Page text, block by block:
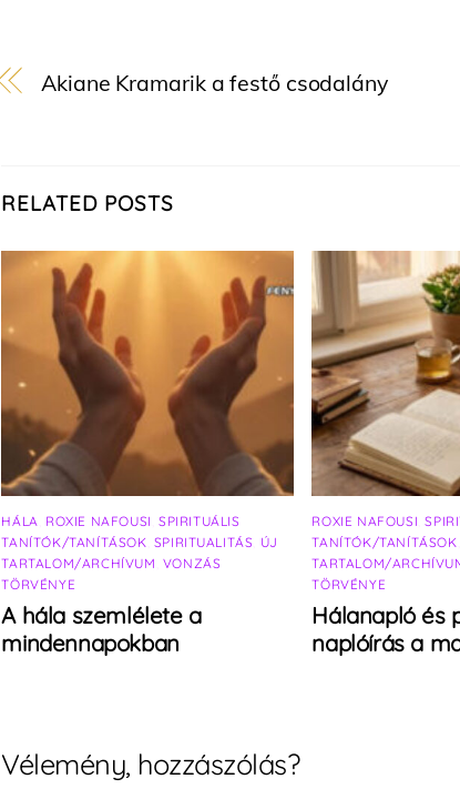
Akiane Kramarik a festő csodalány
RELATED POSTS
HÁLA ROXIE NAFOUSI SPIRITUÁLIS
TANÍTÓK/TANÍTÁSOK SPIRITUALITÁS ÚJ
TARTALOM/ARCHÍVUM VONZÁS
TÖRVÉNYE
A hála szemlélete a
mindennapokban
ROXIE NAFOUSI ,
TANÍTÓK/TANÍTÁSOK
TARTALOM/
TÖRVÉNYE
Hálanapló és
naplóírás a
Vélemény, hozzászólás?